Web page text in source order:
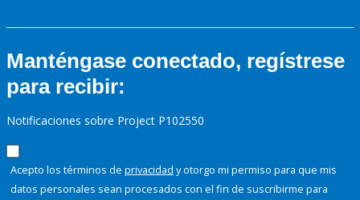
Manténgase conectado, regístrese
para recibir:
Notificaciones sobre Project P102550
Acepto los términos de privacidad y otorgo mi permiso para que mis
datos personales sean procesados con el fin de suscribirme para